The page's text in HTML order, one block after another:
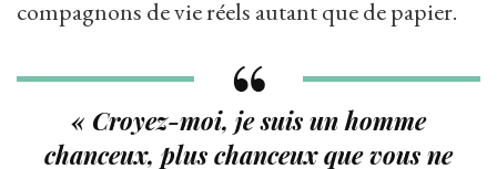
compagnons de vie réels autant que de papier.
« Croyez-moi, je suis un homme
chanceux, plus chanceux que vous ne